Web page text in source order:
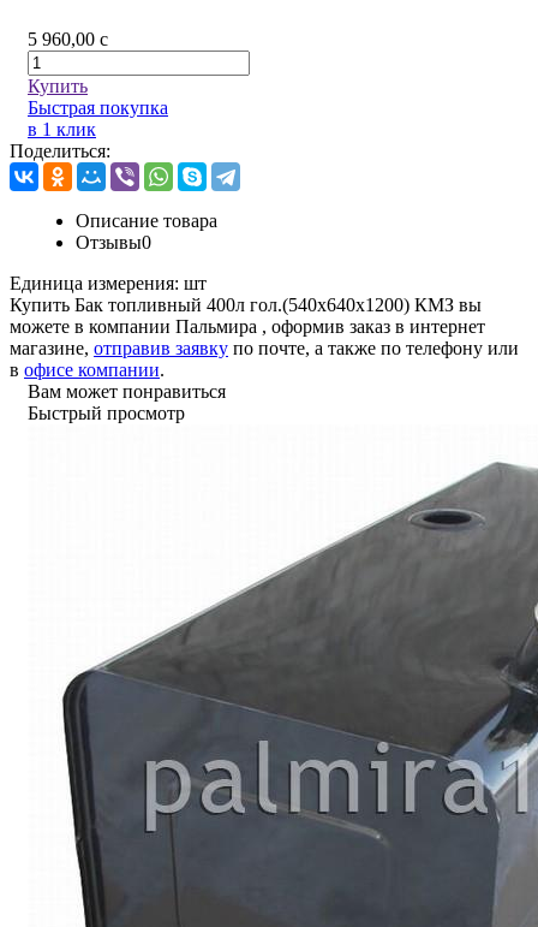
5 960,00 c
Купить
Быстрая покупка
в 1 клик
Поделиться:
Описание товара
Отзывы0
Единица измерения: шт
Купить Бак топливный 400л гол.(540х640х1200) КМЗ вы
можете в компании Пальмира , оформив заказ в интернет
магазине, отправив заявку по почте, а также по телефону или
в офисе компании.
Вам может понравиться
Быстрый просмотр